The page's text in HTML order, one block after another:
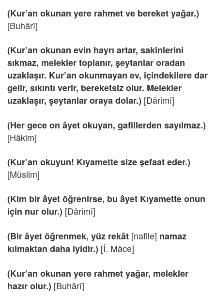
(Kur’an okunan yere rahmet ve bereket yağar.)
[Buhârî]
(Kur’an okunan evin hayrı artar, sakinlerini
sıkmaz, melekler toplanır, şeytanlar oradan
uzaklaşır. Kur’an okunmayan ev, içindekilere dar
gelir, sıkıntı verir, bereketsiz olur. Melekler
uzaklaşır, şeytanlar oraya dolar.) [Dârimî]
(Her gece on âyet okuyan, gafillerden sayılmaz.)
[Hâkim]
(Kur’an okuyun! Kıyamette size şefaat eder.)
[Müslim]
(Kim bir âyet öğrenirse, bu âyet Kıyamette onun
için nur olur.) [Dârimî]
(Bir âyet öğrenmek, yüz rekât [nafile] namaz
kılmaktan daha iyidir.) [İ. Mâce]
(Kur’an okunan yere rahmet yağar, melekler
hazır olur.) [Buhârî]